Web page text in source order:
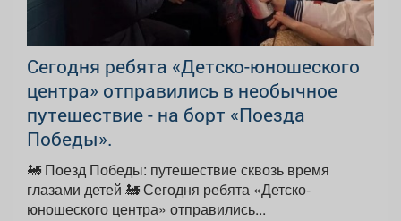
Сегодня ребята «Детско-юношеского
центра» отправились в необычное
путешествие - на борт «Поезда
Победы».
🚂 Поезд Победы: путешествие сквозь время
глазами детей 🚂 Сегодня ребята «Детско-
юношеского центра» отправились...